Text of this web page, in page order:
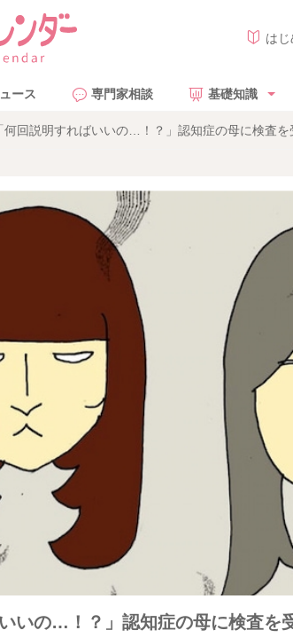
は
ース 専門家相談 基礎知識
「何回説明すればいいの…！？」認知症の母に検査
いいの…！？」認知症の母に検査を